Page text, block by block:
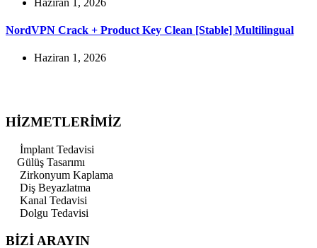
NordVPN Crack + Product Key Clean [Stable] Multilingual
Haziran 1, 2026
HİZMETLERİMİZ
İmplant Tedavisi
Gülüş Tasarımı
Zirkonyum Kaplama
Diş Beyazlatma
Kanal Tedavisi
Dolgu Tedavisi
BİZİ ARAYIN